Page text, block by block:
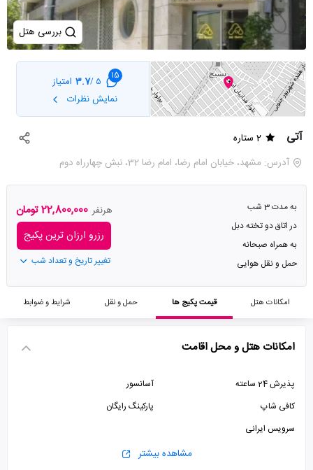
بررسی هتل
15
5 /
3.7 امتیاز
نمایش نظرات
آتی
2 ستاره
آدرس: مشهد، خیابان امام رضا، امام رضا 32، نبش چهارراه دوم
به مدت 3 شب
در اتاق دو تخته دبل
به همراه صبحانه
حمل و نقل هوایی
هرنفر 22,800,000 تومان
رزرو ارزان ترین پکیج
تغییر تاریخ و تعداد شب
امکانات هتل قیمت پکیج ها حمل و نقل شرایط و ضوابط
امکانات هتل و محل اقامت
پذیرش 24 ساعته
آسانسور
کافی شاپ
پارکینگ رایگان
سرویس ایرانی
مشاهده بیشتر